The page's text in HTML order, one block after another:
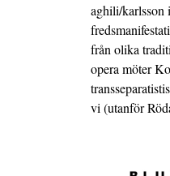
aghili/karlsson
från olika
opera möter
vi (utanför